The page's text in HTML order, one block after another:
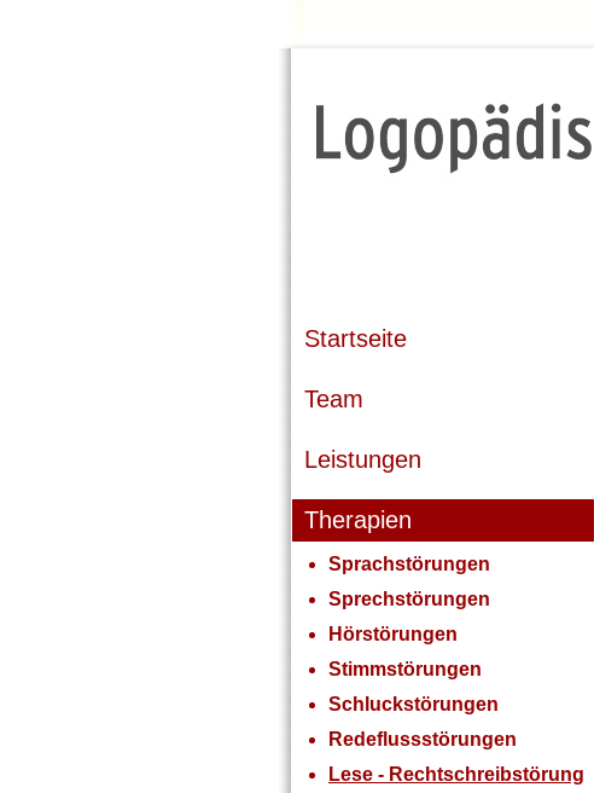
Startseite
Team
Leistungen
Therapien
Sprachstörungen
Sprechstörungen
Hörstörungen
Stimmstörungen
Schluckstörungen
Redeflussstörungen
Lese - Rechtschreibstörung